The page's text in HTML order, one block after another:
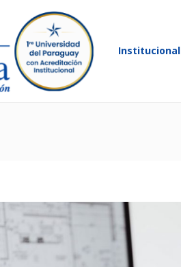
Institucional